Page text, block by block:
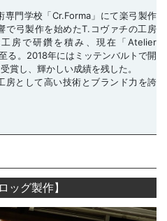
専門学校「Cr.Forma」にて楽弓製作
で弓製作を始めたT.コヴァチの工房
房で研鑽を積み、現在「Atelier
る。2018年にはミッテンバルトで開
賞し、輝かしい成績を残した。
房として高い技術とブランド力を誇
ッグ製作】